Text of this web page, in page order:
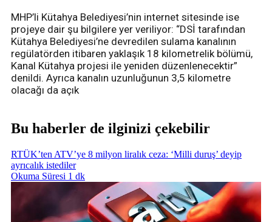
MHP’li Kütahya Belediyesi’nin internet sitesinde ise
projeye dair şu bilgilere yer veriliyor: “DSİ tarafından
Kütahya Belediyesi’ne devredilen sulama kanalının
regülatörden itibaren yaklaşık 18 kilometrelik bölümü,
Kanal Kütahya projesi ile yeniden düzenlenecektir”
denildi. Ayrıca kanalın uzunluğunun 3,5 kilometre
olacağı da açık
Bu haberler de ilginizi çekebilir
RTÜK’ten ATV’ye 8 milyon liralık ceza: ‘Milli duruş’ deyip
ayrıcalık istediler
Okuma Süresi 1 dk